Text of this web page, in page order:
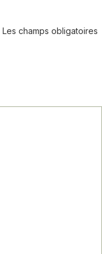
Les champs obligatoires